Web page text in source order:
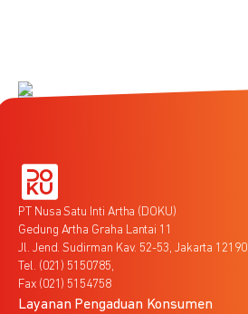
PT Nusa Satu Inti Artha (DOKU)
Gedung Artha Graha Lantai 11
Jl. Jend. Sudirman Kav. 52-53, Jakarta 12190
Tel. (021) 5150785,
Fax (021) 5154758
Layanan Pengaduan Konsumen